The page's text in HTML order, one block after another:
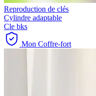
Reproduction de clés
Cylindre adaptable
Cle bks
Mon Coffre-fort